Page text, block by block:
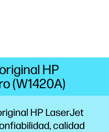
HP LaserJet
calidad
HP
(W1420A)